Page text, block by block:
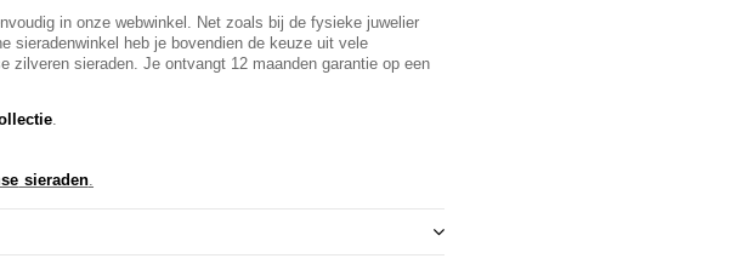
in onze webwinkel. Net zoals bij de fysieke juwelier
sieradenwinkel heb je bovendien de keuze uit vele
zilveren sieraden. Je ontvangt 12 maanden garantie op een
.
sieraden.